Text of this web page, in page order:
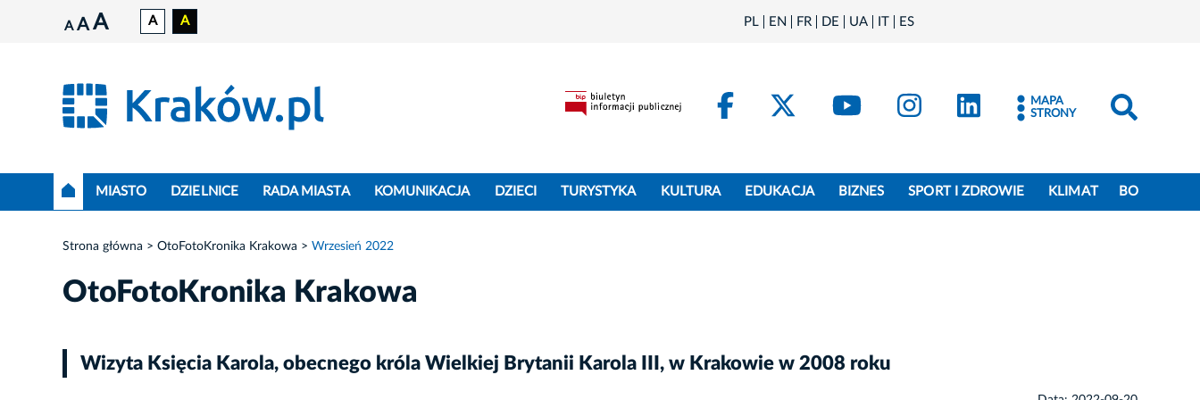
A A A A A PL EN FR DE UA IT ES
FacebookKraków - X
Kraków - YouTube
Kraków - Instagram
Kraków - LinkedIn
MAPA
STRONY
MIASTO DZIELNICE RADA MIASTA KOMUNIKACJA DZIECI TURYSTYKA KULTURA EDUKACJA BIZNES SPORT I ZDROWIE KLIMAT BO
Strona główna OtoFotoKronika Krakowa Wrzesień 2022
OtoFotoKronika Krakowa
Wizyta Księcia Karola, obecnego króla Wielkiej Brytanii Karola III, w Krakowie w 2008 roku